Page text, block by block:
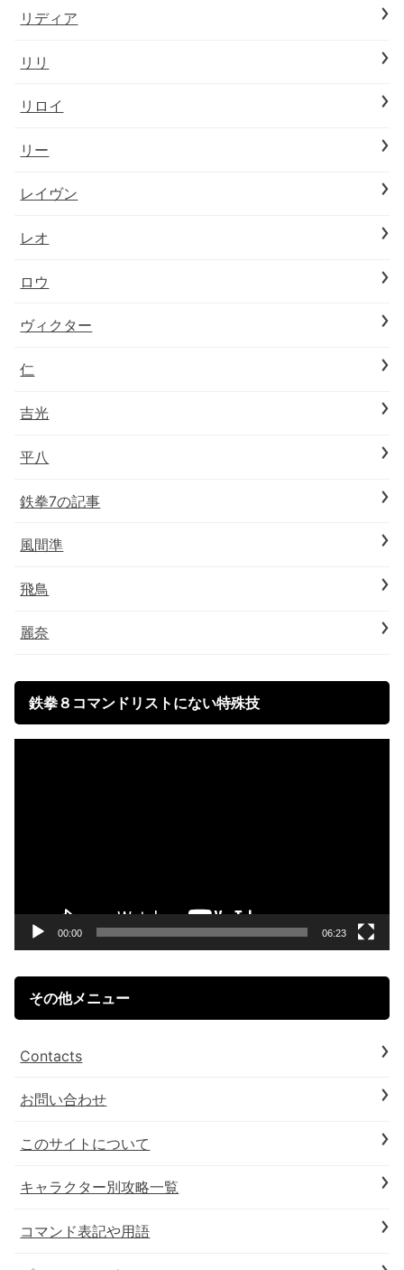
リディア
リリ
リロイ
リー
レイヴン
レオ
ロウ
ヴィクター
仁
吉光
平八
鉄拳7の記事
風間準
飛鳥
麗奈
鉄拳８コマンドリストにない特殊技
00:00 06:23
その他メニュー
Contacts
お問い合わせ
このサイトについて
キャラクター別攻略一覧
コマンド表記や用語